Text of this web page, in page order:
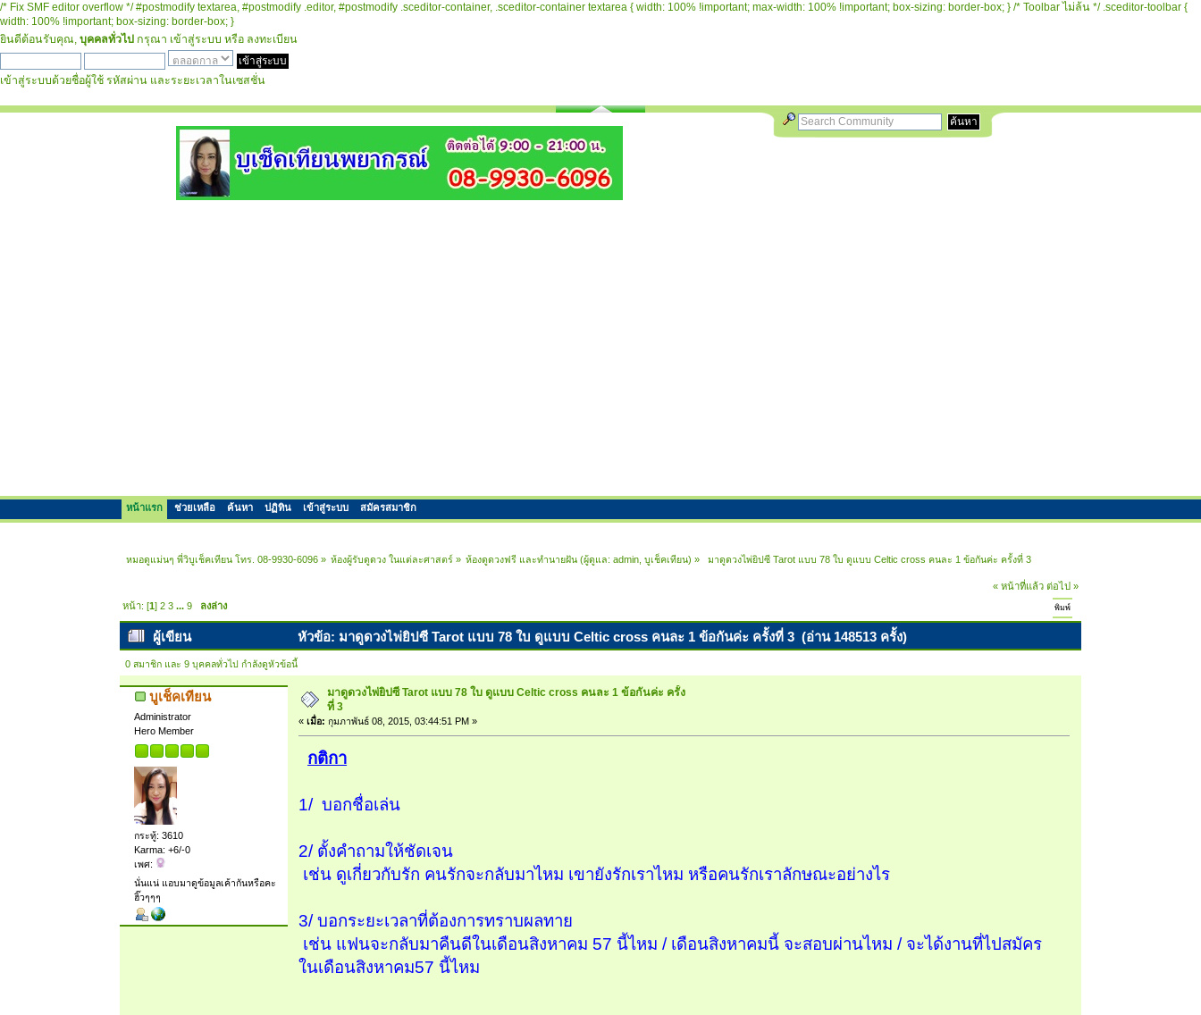
/* Fix SMF editor overflow */ #postmodify textarea, #postmodify .editor, #postmodify .sceditor-container, .sceditor-container textarea { width: 100% !important; max-width: 100% !important; box-sizing: border-box; } /* Toolbar ไม่ล้น */ .sceditor-toolbar {
width: 100% !important; box-sizing: border-box; }
ยินดีต้อนรับคุณ, บุคคลทั่วไป กรุณา เข้าสู่ระบบ หรือ ลงทะเบียน
เข้าสู่ระบบด้วยชื่อผู้ใช้ รหัสผ่าน และระยะเวลาในเซสชั่น
หน้าแรก ช่วยเหลือ ค้นหา ปฏิทิน เข้าสู่ระบบ สมัครสมาชิก
หมอดูแม่นๆ พี่วิบูเช็คเทียน โทร. 08-9930-6096» ห้องผู้รับดูดวง ในแต่ละศาสตร์» ห้องดูดวงฟรี และทำนายฝัน (ผู้ดูแล:admin,บูเช็คเทียน) » มาดูดวงไพ่ยิปซี Tarot แบบ 78 ใบ ดูแบบ Celtic cross คนละ 1 ข้อกันค่ะ ครั้งที่ 3
« หน้าที่แล้ว ต่อไป »
พิมพ์
หน้า: [1] 2 3 ... 9 ลงล่าง
ผู้เขียน หัวข้อ: มาดูดวงไพ่ยิปซี Tarot แบบ 78 ใบ ดูแบบ Celtic cross คนละ 1 ข้อกันค่ะ ครั้งที่ 3 (อ่าน 148513 ครั้ง)
0 สมาชิก และ 9 บุคคลทั่วไป กำลังดูหัวข้อนี้
บูเช็คเทียน
Administrator
Hero Member
กระทู้: 3610
Karma: +6/-0
เพศ:
นั่นแน่ แอบมาดูข้อมูลเค้ากันหรือคะ
ฮิ๊วๆๆๆ
มาดูดวงไพ่ยิปซี Tarot แบบ 78 ใบ ดูแบบ Celtic cross คนละ 1 ข้อกันค่ะ ครั้ง
ที่ 3
«เมื่อ: กุมภาพันธ์ 08, 2015, 03:44:51 PM »
กติกา
1/ บอกชื่อเล่น
2/ ตั้งคำถามให้ชัดเจน
เช่น ดูเกี่ยวกับรัก คนรักจะกลับมาไหม เขายังรักเราไหม หรือคนรักเราลักษณะอย่างไร
3/ บอกระยะเวลาที่ต้องการทราบผลทาย
เช่น แฟนจะกลับมาคืนดีในเดือนสิงหาคม 57 นี้ไหม / เดือนสิงหาคมนี้ จะสอบผ่านไหม / จะได้งานที่ไปสมัคร
ในเดือนสิงหาคม57 นี้ไหม